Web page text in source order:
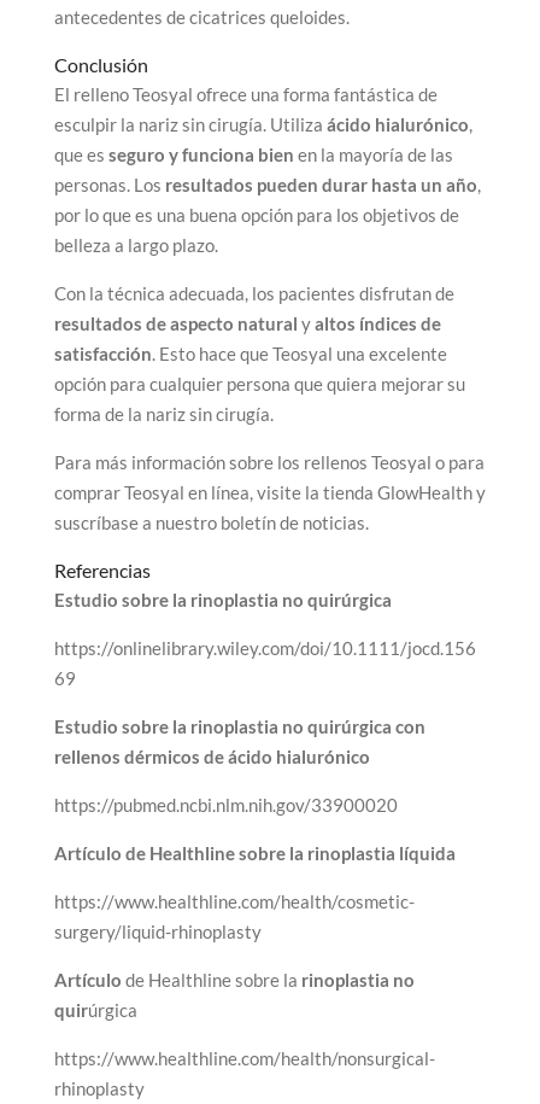
antecedentes de cicatrices queloides.
Conclusión
El relleno Teosyal ofrece una forma fantástica de
esculpir la nariz sin cirugía. Utiliza ácido hialurónico,
que es seguro y funciona bien en la mayoría de las
personas. Los resultados pueden durar hasta un año,
por lo que es una buena opción para los objetivos de
belleza a largo plazo.
Con la técnica adecuada, los pacientes disfrutan de
resultados de aspecto natural yaltos índices de
satisfacción. Esto hace que Teosyal una excelente
opción para cualquier persona que quiera mejorar su
forma de la nariz sin cirugía.
Para más información sobre los rellenos Teosyal o para
comprar Teosyal en línea, visite la tienda GlowHealth y
suscríbase a nuestro boletín de noticias.
Referencias
Estudio sobre la rinoplastia no quirúrgica
https://onlinelibrary.wiley.com/doi/10.1111/jocd.156
69
Estudio sobre la rinoplastia no quirúrgica con
rellenos dérmicos de ácido hialurónico
https://pubmed.ncbi.nlm.nih.gov/33900020
Artículo de Healthline sobre la rinoplastia líquida
https://www.healthline.com/health/cosmetic-
surgery/liquid-rhinoplasty
Artículo de Healthline sobre la rinoplastia no
quirúrgica
https://www.healthline.com/health/nonsurgical-
rhinoplasty